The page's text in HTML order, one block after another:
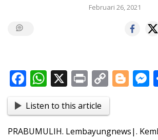
Februari 26, 2021
F
e
b
W
at
s
X Pr
t
C
o
p
y
Bl
g e
Listen to this article
PRABUMULIH. Lembayungnews|.